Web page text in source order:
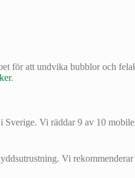
för att undvika bubblor och
.
Vi räddar 9 av 10
Vi